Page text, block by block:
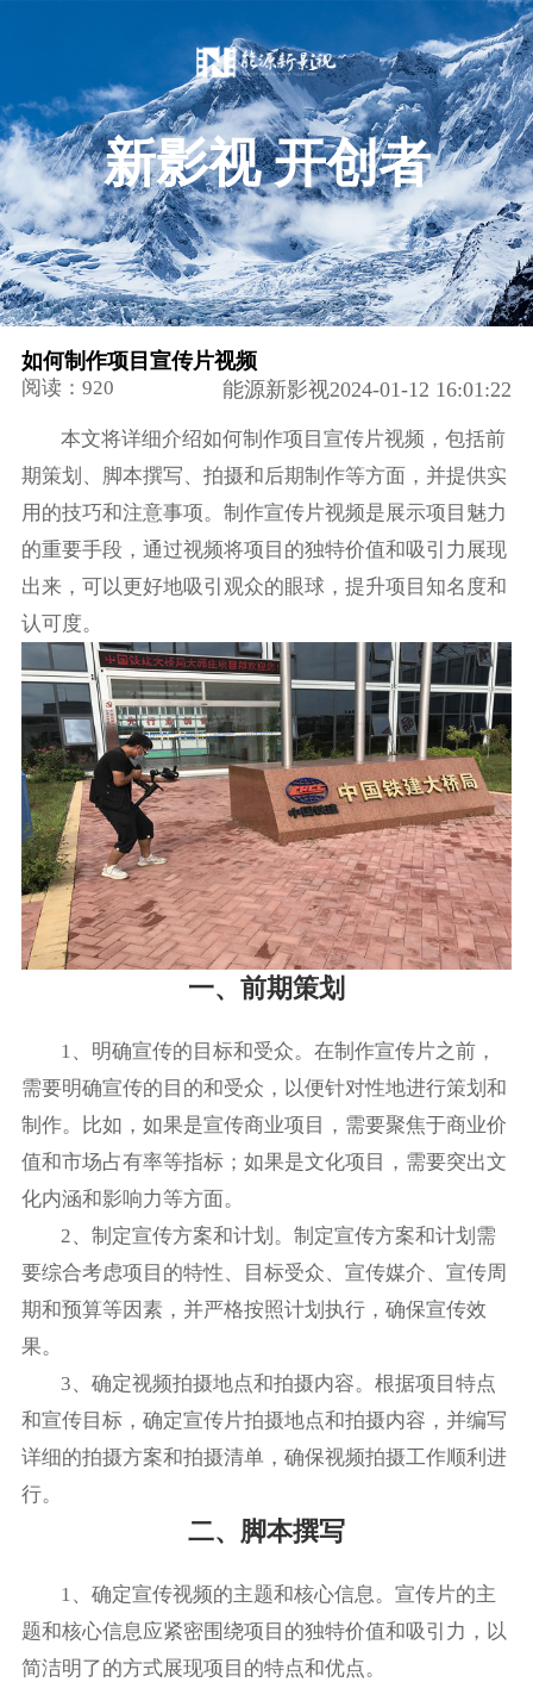
新影视 开创者
如何制作项目宣传片视频
阅读：920 能源新影视2024-01-12 16:01:22
本文将详细介绍如何制作项目宣传片视频，包括前
期策划、脚本撰写、拍摄和后期制作等方面，并提供实
用的技巧和注意事项。制作宣传片视频是展示项目魅力
的重要手段，通过视频将项目的独特价值和吸引力展现
出来，可以更好地吸引观众的眼球，提升项目知名度和
认可度。
一、前期策划
1、明确宣传的目标和受众。在制作宣传片之前，
需要明确宣传的目的和受众，以便针对性地进行策划和
制作。比如，如果是宣传商业项目，需要聚焦于商业价
值和市场占有率等指标；如果是文化项目，需要突出文
化内涵和影响力等方面。
2、制定宣传方案和计划。制定宣传方案和计划需
要综合考虑项目的特性、目标受众、宣传媒介、宣传周
期和预算等因素，并严格按照计划执行，确保宣传效
果。
3、确定视频拍摄地点和拍摄内容。根据项目特点
和宣传目标，确定宣传片拍摄地点和拍摄内容，并编写
详细的拍摄方案和拍摄清单，确保视频拍摄工作顺利进
行。
二、脚本撰写
1、确定宣传视频的主题和核心信息。宣传片的主
题和核心信息应紧密围绕项目的独特价值和吸引力，以
简洁明了的方式展现项目的特点和优点。